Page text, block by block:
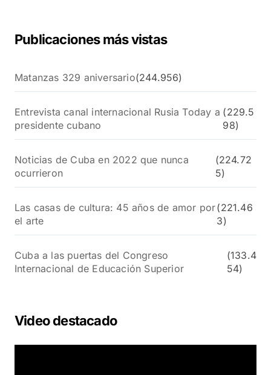
Publicaciones más vistas
Matanzas 329 aniversario(244.956)
Entrevista canal internacional Rusia Today a
presidente cubano
(229.5
98)
Noticias de Cuba en 2022 que nunca
ocurrieron
(224.72
5)
Las casas de cultura: 45 años de amor por
el arte
(221.46
3)
Cuba a las puertas del Congreso
Internacional de Educación Superior
(133.4
54)
Video destacado